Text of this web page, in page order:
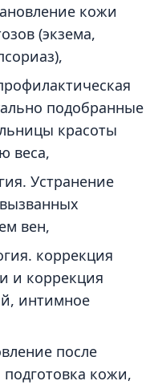
кожи
(экзема,
подобранные
красоты
веса,
Устранение
вен,
коррекция
и коррекция
интимное
после
кожи,